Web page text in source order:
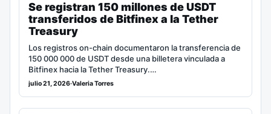
Se registran 150 millones de USDT
transferidos de Bitfinex a la Tether
Treasury
Los registros on-chain documentaron la transferencia de
150 000 000 de USDT desde una billetera vinculada a
Bitfinex hacia la Tether Treasury.…
julio 21, 2026·Valeria Torres